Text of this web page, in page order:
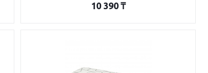
10 390 ₸